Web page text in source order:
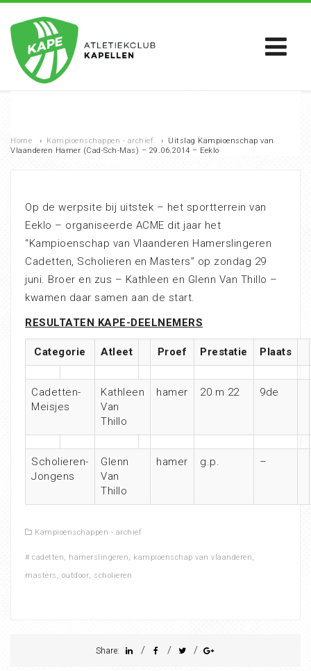
Home › Kampioenschappen - archief › Uitslag Kampioenschap van
Vlaanderen Hamer (Cad-Sch-Mas) – 29.06.2014 – Eeklo
Op de werpsite bij uitstek – het sportterrein van
Eeklo – organiseerde ACME dit jaar het
“Kampioenschap van Vlaanderen Hamerslingeren
Cadetten, Scholieren en Masters” op zondag 29
juni. Broer en zus – Kathleen en Glenn Van Thillo –
kwamen daar samen aan de start.
RESULTATEN KAPE-DEELNEMERS
Categorie Atleet Proef Prestatie Plaats
Cadetten-
Meisjes
Kathleen
Van
Thillo
hamer 20 m 22 9de
Scholieren-
Jongens
Glenn
Van
Thillo
hamer g.p. –
Kampioenschappen - archief
# cadetten, hamerslingeren, kampioenschap van vlaanderen,
masters , outdoor, scholieren
Share: / / /